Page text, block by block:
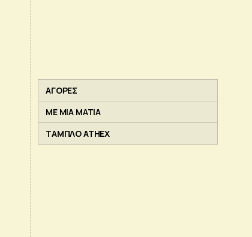
ΑΓΟΡΕΣ
ΜΕ ΜΙΑ ΜΑΤΙΑ
ΤΑΜΠΛΟ ATHEX